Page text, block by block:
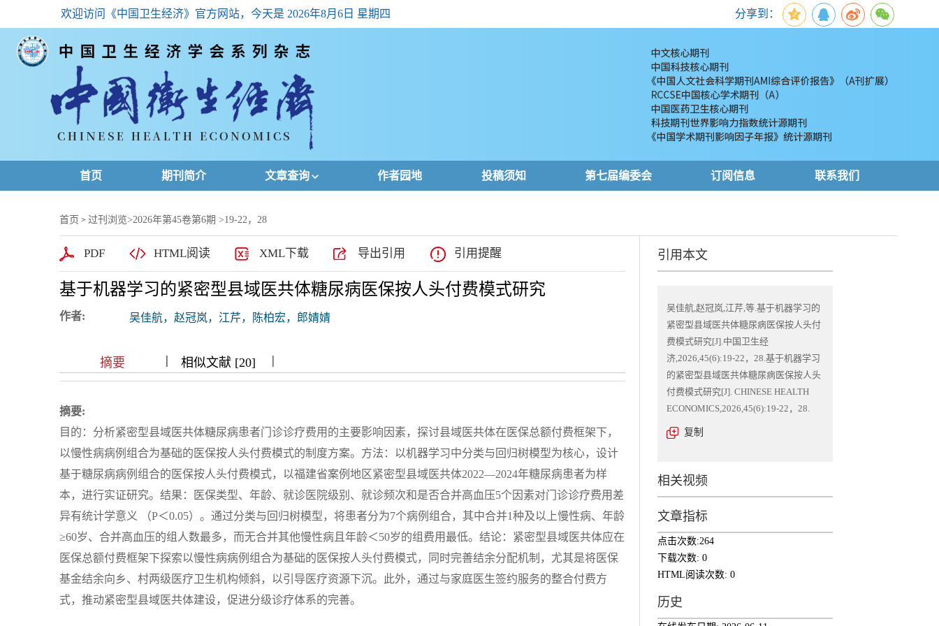
欢迎访问《中国卫生经济》官方网站，今天是 2026年8月6日 星期四 分享到：
首页 期刊简介 文章查询
高级查询
下载排名
浏览排名
作者园地 投稿须知 第七届编委会 订阅信息 联系我们
首页 > 过刊浏览>2026年第45卷第6期 >19-22，28
PDF HTML阅读 XML下载 导出引用 引用提醒
基于机器学习的紧密型县域医共体糖尿病医保按人头付费模式研究
作者: 吴佳航，赵冠岚，江芹，陈柏宏，郎婧婧
摘要 |||| 相似文献 [20] |||
摘要:
目的：分析紧密型县域医共体糖尿病患者门诊诊疗费用的主要影响因素，探讨县域医共体在医保总额付费框架下，
以慢性病病例组合为基础的医保按人头付费模式的制度方案。方法：以机器学习中分类与回归树模型为核心，设计
基于糖尿病病例组合的医保按人头付费模式，以福建省案例地区紧密型县域医共体2022—2024年糖尿病患者为样
本，进行实证研究。结果：医保类型、年龄、就诊医院级别、就诊频次和是否合并高血压5个因素对门诊诊疗费用差
异有统计学意义 （P＜0.05）。通过分类与回归树模型，将患者分为7个病例组合，其中合并1种及以上慢性病、年龄
≥60岁、合并高血压的组人数最多，而无合并其他慢性病且年龄＜50岁的组费用最低。结论：紧密型县域医共体应在
医保总额付费框架下探索以慢性病病例组合为基础的医保按人头付费模式，同时完善结余分配机制，尤其是将医保
基金结余向乡、村两级医疗卫生机构倾斜，以引导医疗资源下沉。此外，通过与家庭医生签约服务的整合付费方
式，推动紧密型县域医共体建设，促进分级诊疗体系的完善。
引用本文
吴佳航,赵冠岚,江芹,等.基于机器学习的
紧密型县域医共体糖尿病医保按人头付
费模式研究[J].中国卫生经
济,2026,45(6):19-22，28.基于机器学习
的紧密型县域医共体糖尿病医保按人头
付费模式研究[J]. CHINESE HEALTH
ECONOMICS,2026,45(6):19-22，28.
复制
相关视频
文章指标
点击次数:264
下载次数: 0
HTML阅读次数: 0
历史